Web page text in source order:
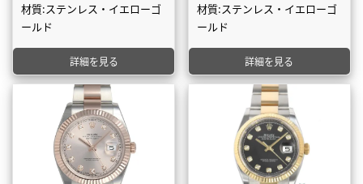
材質:ステンレス・イエローゴ
ールド
詳細を見る
材質:ステンレス・イエローゴ
ールド
詳細を見る